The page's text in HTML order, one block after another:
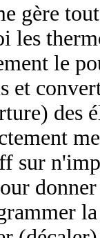
gère
les
le
des
sur